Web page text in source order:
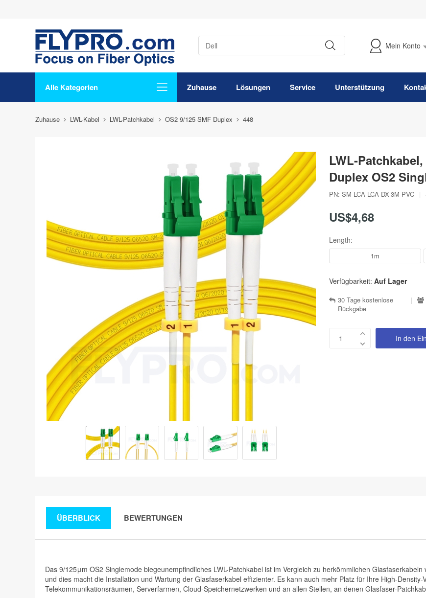
Mein Konto
Alle Kategorien Zuhause Lösungen Service Unterstützung
Zuhause LWL-Kabel LWL-Patchkabel OS2 9/125 SMF Duplex 448
LWL-
Duplex OS2
PN: SM-LCA-LCA-DX-3M-PVC |
US$4,68
Length:
1m
Verfügbarkeit: Auf Lager
30 Tage kostenlose
Rückgabe
|
In den
ÜBERBLICK BEWERTUNGEN
Das 9/125μm OS2 Singlemode biegeunempfindliches LWL-Patchkabel ist im Vergleich zu herkömmlichen
und dies macht die Installation und Wartung der Glasfaserkabel effizienter. Es kann auch mehr Platz für Ihre High-
Telekommunikationsräumen, Serverfarmen, Cloud-Speichernetzwerken und an allen Stellen, an denen Glasfaser-